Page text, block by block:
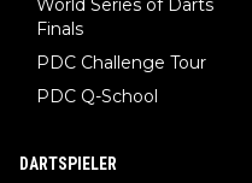
World Series of Darts
Finals
PDC Challenge Tour
PDC Q-School
DARTSPIELER